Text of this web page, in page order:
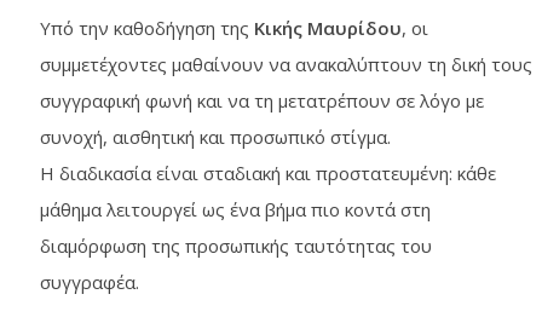
Υπό την καθοδήγηση της Κικής Μαυρίδου, οι
συμμετέχοντες μαθαίνουν να ανακαλύπτουν τη δική τους
συγγραφική φωνή και να τη μετατρέπουν σε λόγο με
συνοχή, αισθητική και προσωπικό στίγμα.
Η διαδικασία είναι σταδιακή και προστατευμένη: κάθε
μάθημα λειτουργεί ως ένα βήμα πιο κοντά στη
διαμόρφωση της προσωπικής ταυτότητας του
συγγραφέα.